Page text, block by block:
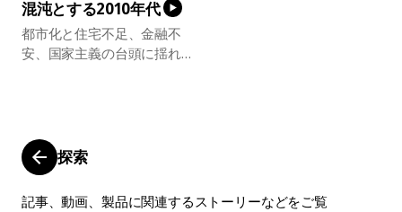
るのかをご紹介します。
ます。イケアの原点である、
北欧らしさについて見つめ直
すときが来たのです。真のグ
混沌とする2010年代
都市化と住宅不足、金融不
安、国家主義の台頭に揺れる
探索
記事、動画、製品に関連するストーリーなどをご覧